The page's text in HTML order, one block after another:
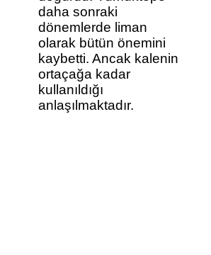
daha sonraki
dönemlerde liman
olarak bütün önemini
kaybetti. Ancak kalenin
ortaçağa kadar
kullanıldığı
anlaşılmaktadır.